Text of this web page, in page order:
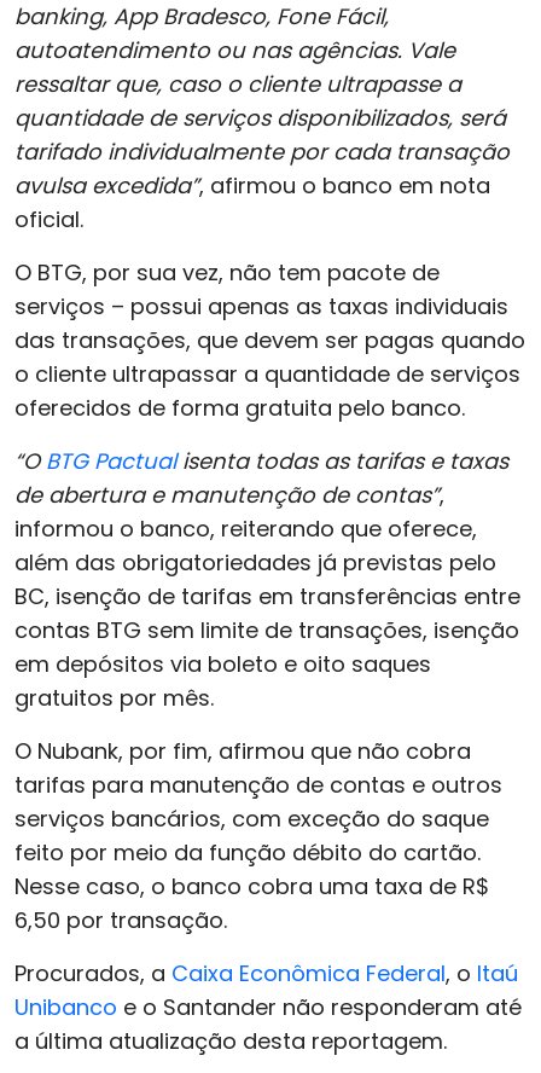
banking, App Bradesco, Fone Fácil,
autoatendimento ou nas agências. Vale
ressaltar que, caso o cliente ultrapasse a
quantidade de serviços disponibilizados, será
tarifado individualmente por cada transação
avulsa excedida”, afirmou o banco em nota
oficial.
O BTG, por sua vez, não tem pacote de
serviços – possui apenas as taxas individuais
das transações, que devem ser pagas quando
o cliente ultrapassar a quantidade de serviços
oferecidos de forma gratuita pelo banco.
“OBTG Pactualisenta todas as tarifas e taxas
de abertura e manutenção de contas”,
informou o banco, reiterando que oferece,
além das obrigatoriedades já previstas pelo
BC, isenção de tarifas em transferências entre
contas BTG sem limite de transações, isenção
em depósitos via boleto e oito saques
gratuitos por mês.
O Nubank, por fim, afirmou que não cobra
tarifas para manutenção de contas e outros
serviços bancários, com exceção do saque
feito por meio da função débito do cartão.
Nesse caso, o banco cobra uma taxa de R$
6,50 por transação.
Procurados, a Caixa Econômica Federal, o Itaú
Unibanco e o Santander não responderam até
a última atualização desta reportagem.